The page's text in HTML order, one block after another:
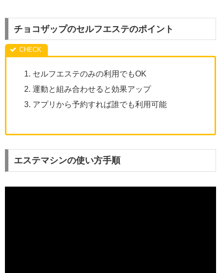
チョコザップのセルフエステのポイント
セルフエステのみの利用でもOK
運動と組み合わせると効果アップ
アプリから予約すれば誰でも利用可能
エステマシンの使い方手順